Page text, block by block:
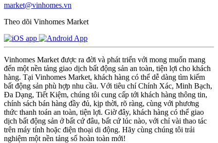
market@vinhomes.vn
Theo dõi Vinhomes Market
Vinhomes Market được ra đời và phát triển với mong muốn mang
đến một nền tảng giao dịch bất động sản an toàn, tiện lợi cho khách
hàng. Tại Vinhomes Market, khách hàng có thể dễ dàng tìm kiếm
bất động sản phù hợp nhu cầu. Với tiêu chí Chính Xác, Minh Bạch,
Đa Dạng, Tiết Kiệm, chúng tôi cung cấp tới khách hàng thông tin,
chính sách bán hàng đầy đủ, kịp thời, rõ ràng, cùng với phương
thức thanh toán an toàn, tiện lợi. Giờ đây, khách hàng có thể giao
dịch bất động sản ở bất cứ đâu, bất cứ lúc nào, với chỉ vài thao tác
trên máy tính hoặc điện thoại di động. Hãy cùng chúng tôi trải
nghiệm một nền tảng số hoàn toàn mới!